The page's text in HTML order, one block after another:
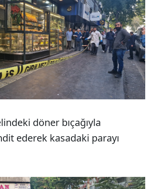
döner bıçağıyla
ederek kasadaki parayı